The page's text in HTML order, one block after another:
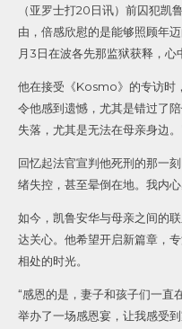
（亚罗士打20日讯）前囚犯凯
由，倍感欣慰的是能够照顾年
月3日在波各先那监狱获释，心
他在接受《Kosmo》的专访时
令他感到遗憾，尤其是错过了
失落，尤其是无法在母亲身边。
回忆起法官宣判他死刑的那一
绪失控，甚至晕倒在地。我内
如今，凯鲁安华与母亲之间的
达关心。他希望开启新篇章，
相处的时光。
“感恩的是，妻子和孩子们一直
举办了一场感恩宴，让我感受